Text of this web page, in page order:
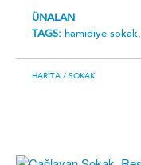
ÜNALAN
TAGS: hamidiye sokak,
HARITA / SOKAK